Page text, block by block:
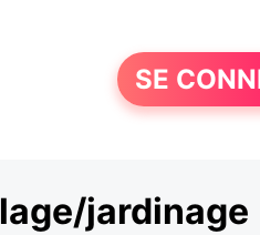
SE
jardinage